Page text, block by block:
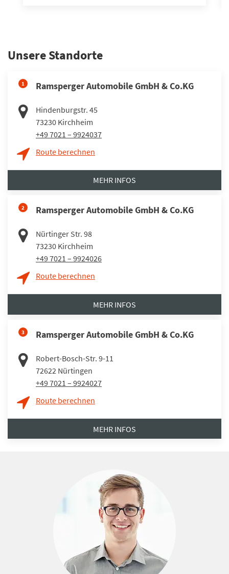
Unsere Standorte
1 Ramsperger Automobile GmbH & Co.KG
Hindenburgstr. 45
73230 Kirchheim
+49 7021 – 9924037
Route berechnen
MEHR INFOS
2 Ramsperger Automobile GmbH & Co.KG
Nürtinger Str. 98
73230 Kirchheim
+49 7021 – 9924026
Route berechnen
MEHR INFOS
3 Ramsperger Automobile GmbH & Co.KG
Robert-Bosch-Str. 9-11
72622 Nürtingen
+49 7021 – 9924027
Route berechnen
MEHR INFOS